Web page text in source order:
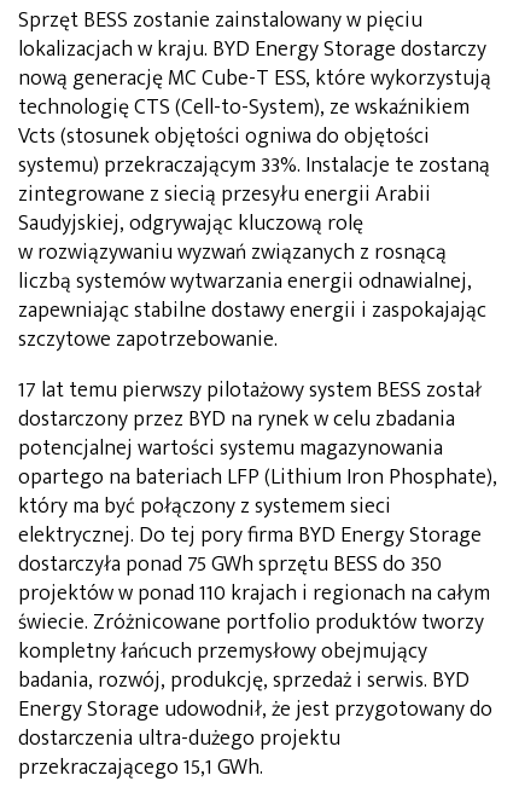
Sprzęt BESS zostanie zainstalowany w pięciu
lokalizacjach w kraju. BYD Energy Storage dostarczy
nową generację MC Cube-T ESS, które wykorzystują
technologię CTS (Cell-to-System), ze wskaźnikiem
Vcts (stosunek objętości ogniwa do objętości
systemu) przekraczającym 33%. Instalacje te zostaną
zintegrowane z siecią przesyłu energii Arabii
Saudyjskiej, odgrywając kluczową rolę
w rozwiązywaniu wyzwań związanych z rosnącą
liczbą systemów wytwarzania energii odnawialnej,
zapewniając stabilne dostawy energii i zaspokajając
szczytowe zapotrzebowanie.
17 lat temu pierwszy pilotażowy system BESS został
dostarczony przez BYD na rynek w celu zbadania
potencjalnej wartości systemu magazynowania
opartego na bateriach LFP (Lithium Iron Phosphate),
który ma być połączony z systemem sieci
elektrycznej. Do tej pory firma BYD Energy Storage
dostarczyła ponad 75 GWh sprzętu BESS do 350
projektów w ponad 110 krajach i regionach na całym
świecie. Zróżnicowane portfolio produktów tworzy
kompletny łańcuch przemysłowy obejmujący
badania, rozwój, produkcję, sprzedaż i serwis. BYD
Energy Storage udowodnił, że jest przygotowany do
dostarczenia ultra-dużego projektu
przekraczającego 15,1 GWh.